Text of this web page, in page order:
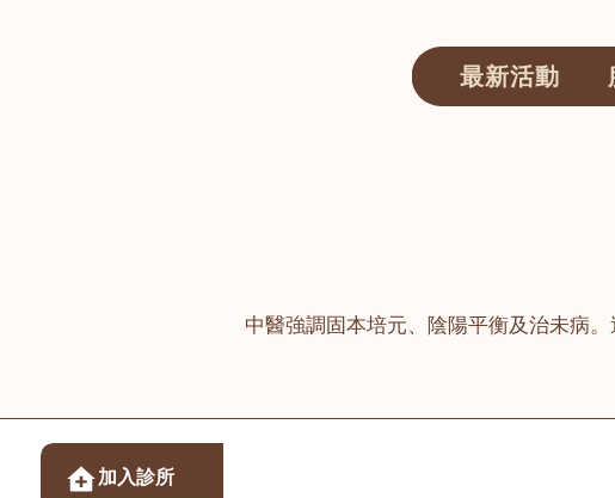
最新活動
中醫強調固本培元、陰陽平衡及治未病
加入診所